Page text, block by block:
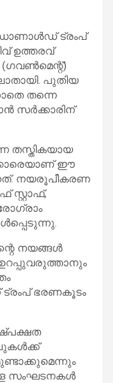
ട്രംപ്
ഉത്തരവ്
പുതിയ
തന്നെ
സർക്കാരിന്
തസ്തികയായ
ഈ
നയരൂപീകരണ
നയങ്ങൾ
ഉറപ്പുവരുത്താനും
ഭരണകൂടം
സംഘടനകൾ